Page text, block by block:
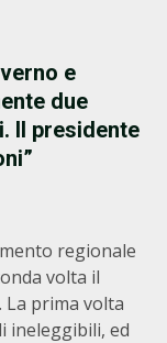
e
due
Il presidente
regionale
volta il
La prima volta
ineleggibili, ed